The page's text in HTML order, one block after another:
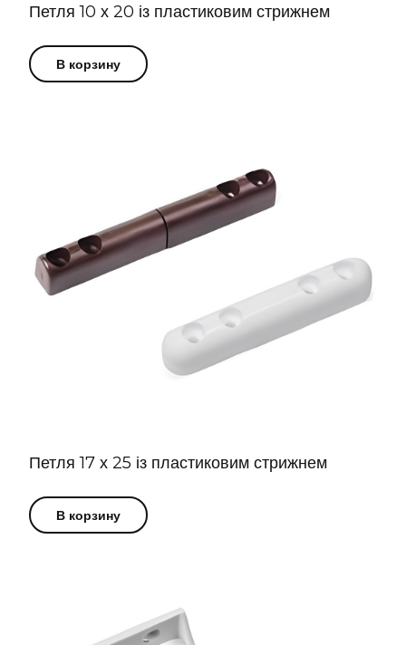
Петля 10 х 20 із пластиковим стрижнем
В корзину
Петля 17 х 25 із пластиковим стрижнем
В корзину